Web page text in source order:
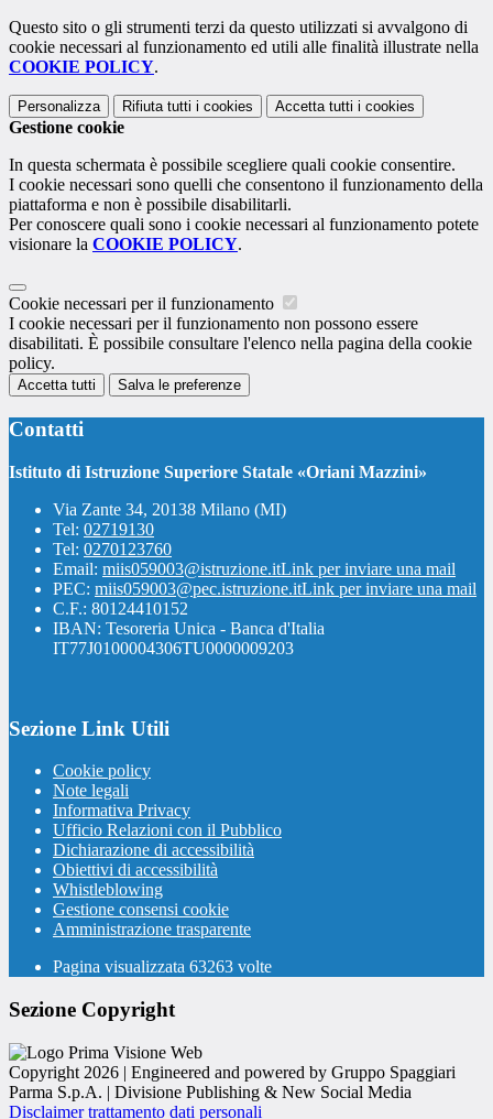
Questo sito o gli strumenti terzi da questo utilizzati si avvalgono di
cookie necessari al funzionamento ed utili alle finalità illustrate nella
COOKIE POLICY.
Personalizza Rifiuta tutti i cookies Accetta tutti i cookies
Gestione cookie
In questa schermata è possibile scegliere quali cookie consentire.
I cookie necessari sono quelli che consentono il funzionamento della
piattaforma e non è possibile disabilitarli.
Per conoscere quali sono i cookie necessari al funzionamento potete
visionare la COOKIE POLICY.
Cookie necessari per il funzionamento
I cookie necessari per il funzionamento non possono essere
disabilitati. È possibile consultare l'elenco nella pagina della cookie
policy.
Accetta tutti Salva le preferenze
Contatti
Istituto di Istruzione Superiore Statale «Oriani Mazzini»
Via Zante 34, 20138 Milano (MI)
Tel: 02719130
Tel: 0270123760
Email: miis059003@istruzione.itLink per inviare una mail
PEC: miis059003@pec.istruzione.itLink per inviare una mail
C.F.: 80124410152
IBAN: Tesoreria Unica - Banca d'Italia
IT77J0100004306TU0000009203
Sezione Link Utili
Cookie policy
Note legali
Informativa Privacy
Ufficio Relazioni con il Pubblico
Dichiarazione di accessibilità
Obiettivi di accessibilità
Whistleblowing
Gestione consensi cookie
Amministrazione trasparente
Pagina visualizzata 63263 volte
Sezione Copyright
Copyright 2026 | Engineered and powered by Gruppo Spaggiari
Parma S.p.A. | Divisione Publishing & New Social Media
Disclaimer trattamento dati personali